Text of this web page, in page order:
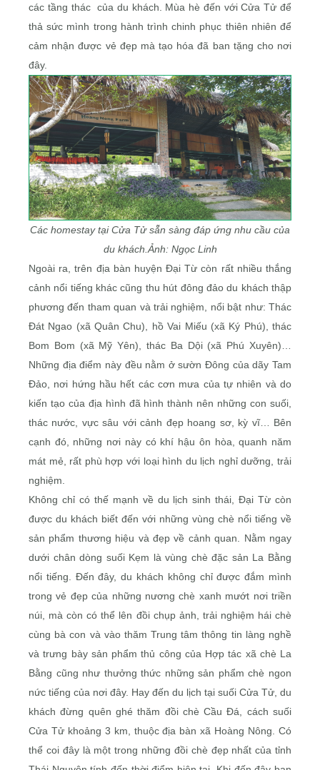
các tầng thác của du khách. Mùa hè đến với Cửa Tử để
thả sức mình trong hành trình chinh phục thiên nhiên để
cảm nhận được vẻ đẹp mà tạo hóa đã ban tặng cho nơi
đây.
Các homestay tại Cửa Tử sẵn sàng đáp ứng nhu cầu của
du khách. Ảnh: Ngọc Linh
Ngoài ra, trên địa bàn huyện Đại Từ còn rất nhiều thắng
cảnh nổi tiếng khác cũng thu hút đông đảo du khách thập
phương đến tham quan và trải nghiệm, nổi bật như: Thác
Đát Ngao (xã Quân Chu), hồ Vai Miếu (xã Ký Phú), thác
Bom Bom (xã Mỹ Yên), thác Ba Dội (xã Phú Xuyên)…
Những địa điểm này đều nằm ở sườn Đông của dãy Tam
Đảo, nơi hứng hầu hết các cơn mưa của tự nhiên và do
kiến tạo của địa hình đã hình thành nên những con suối,
thác nước, vực sâu với cảnh đẹp hoang sơ, kỳ vĩ… Bên
cạnh đó, những nơi này có khí hậu ôn hòa, quanh năm
mát mẻ, rất phù hợp với loại hình du lịch nghỉ dưỡng, trải
nghiệm.
Không chỉ có thế mạnh về du lịch sinh thái, Đại Từ còn
được du khách biết đến với những vùng chè nổi tiếng về
sản phẩm thương hiệu và đẹp về cảnh quan. Nằm ngay
dưới chân dòng suối Kẹm là vùng chè đặc sản La Bằng
nổi tiếng. Đến đây, du khách không chỉ được đắm mình
trong vẻ đẹp của những nương chè xanh mướt nơi triền
núi, mà còn có thể lên đồi chụp ảnh, trải nghiệm hái chè
cùng bà con và vào thăm Trung tâm thông tin làng nghề
và trưng bày sản phẩm thủ công của Hợp tác xã chè La
Bằng cũng như thưởng thức những sản phẩm chè ngon
nức tiếng của nơi đây. Hay đến du lịch tại suối Cửa Tử, du
khách đừng quên ghé thăm đồi chè Cầu Đá, cách suối
Cửa Tử khoảng 3 km, thuộc địa bàn xã Hoàng Nông. Có
thể coi đây là một trong những đồi chè đẹp nhất của tỉnh